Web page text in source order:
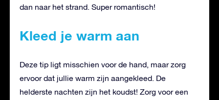
dan naar het strand. Super romantisch!
Kleed je warm aan
Deze tip ligt misschien voor de hand, maar zorg
ervoor dat jullie warm zijn aangekleed. De
helderste nachten zijn het koudst! Zorg voor een